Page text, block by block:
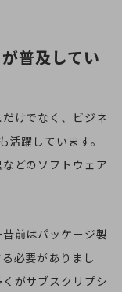
ドコモBiz かけ放題
普及してい
けでなく、ビジネ
躍しています。
どのソフトウェア
前はパッケージ製
必要がありまし
がサブスクリプシ